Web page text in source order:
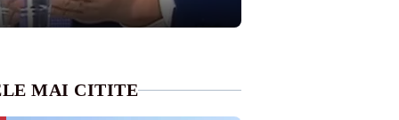
MAI CITITE